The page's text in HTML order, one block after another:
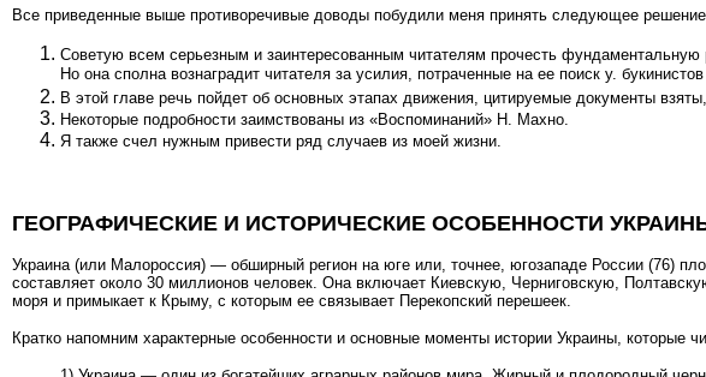
Все приведенные выше противоречивые доводы побудили меня принять следующее
Советую всем серьезным и заинтересованным читателям прочесть
Но она сполна вознаградит читателя за усилия, потраченные на ее поиск у.
В этой главе речь пойдет об основных этапах движения, цитируемые документы
Некоторые подробности заимствованы из «Воспомина­ний» Н. Махно.
Я также счел нужным привести ряд случаев из моей жизни.
ГЕОГРАФИЧЕСКИЕ И ИСТОРИЧЕСКИЕ ОСОБЕННОСТИ
Украина (или Малороссия) — обширный регион на юге или, точнее, югозападе России (76)
составляет около 30 миллионов человек. Она включает Киевскую, Черниговскую,
моря и примыкает к Крыму, с которым ее связывает Перекопский перешеек.
Кратко напомним характерные особенности и основные моменты истории Украины, которые